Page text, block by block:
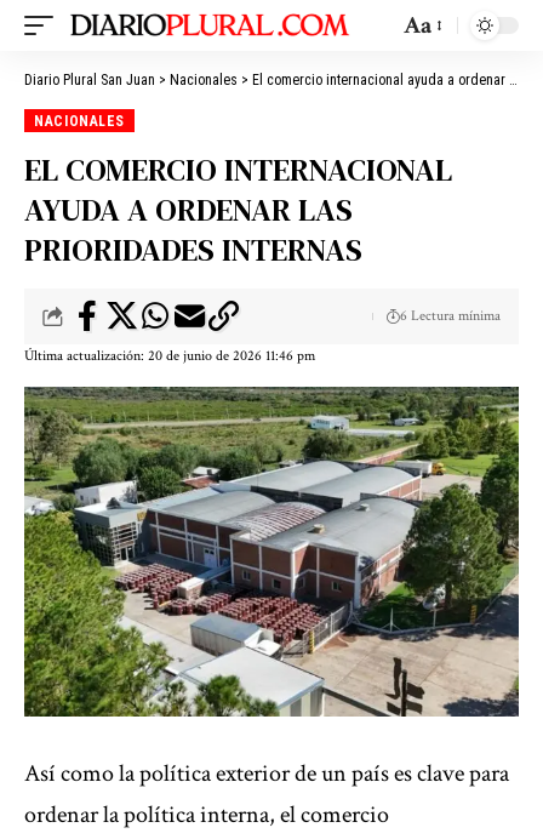
Aa
Diario Plural San Juan > Nacionales > El comercio internacional ayuda a ordenar las prioridades internas
NACIONALES
EL COMERCIO INTERNACIONAL
AYUDA A ORDENAR LAS
PRIORIDADES INTERNAS
Última actualización: 20 de junio de 2026 11:46 pm
6 Lectura mínima
Así como la política exterior de un país es clave para
ordenar la política interna, el comercio